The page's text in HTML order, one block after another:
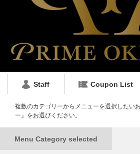
Staff Coupon List
複数のカテゴリーからメニューを選択したい
ー』をお選びください。
Menu Category selected